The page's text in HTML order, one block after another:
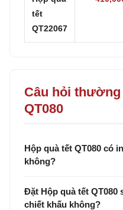
tết
QT22067
Câu hỏi thường
QT080
Hộp quà tết QT080 có
không?
Đặt Hộp quà tết
chiết khấu không?